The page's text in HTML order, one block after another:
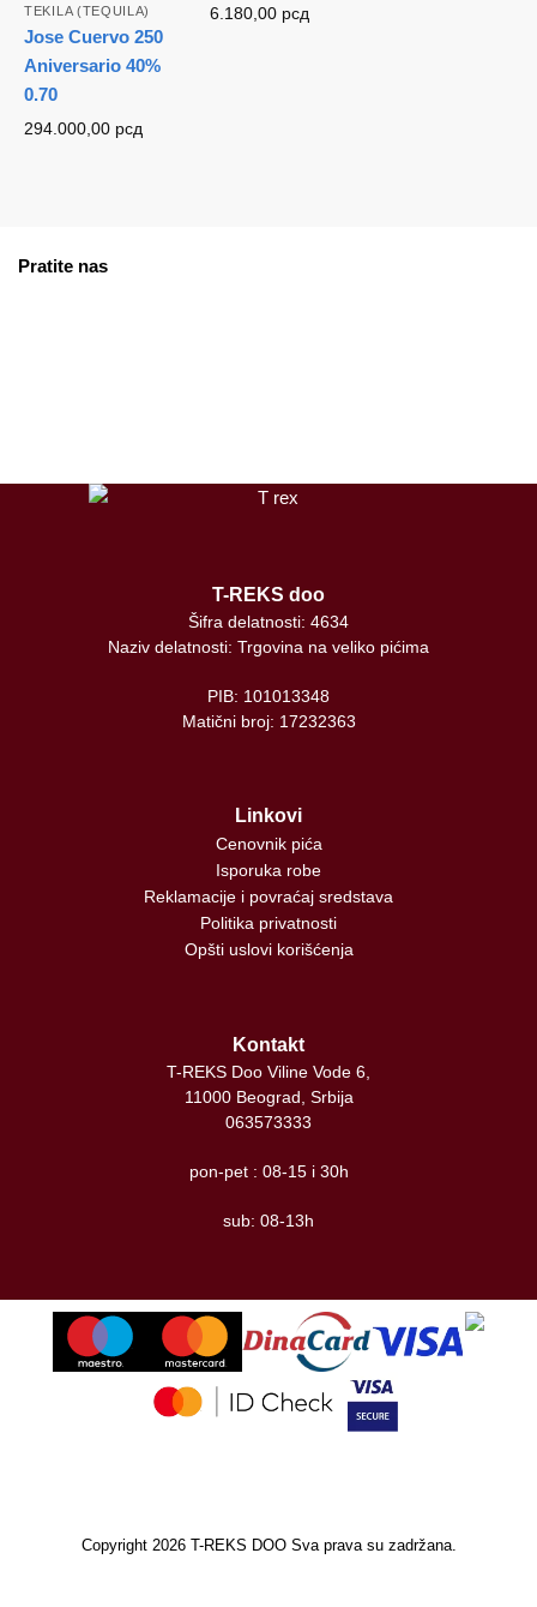
TEKILA (TEQUILA)
Jose Cuervo 250
Aniversario 40%
0.70
294.000,00 рсд
6.180,00 рсд
Pratite nas
T-REKS doo
Šifra delatnosti: 4634
Naziv delatnosti: Trgovina na veliko pićima
PIB: 101013348
Matični broj: 17232363
Linkovi
Cenovnik pića
Isporuka robe
Reklamacije i povraćaj sredstava
Politika privatnosti
Opšti uslovi korišćenja
Kontakt
T-REKS Doo Viline Vode 6,
11000 Beograd, Srbija
063573333
pon-pet : 08-15 i 30h
sub: 08-13h
Copyright 2026 T-REKS DOO Sva prava su zadržana.